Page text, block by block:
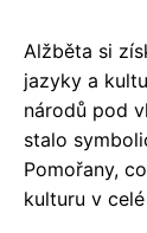
Alžběta si
jazyky a
národů pod
stalo
Pomořany,
kulturu v